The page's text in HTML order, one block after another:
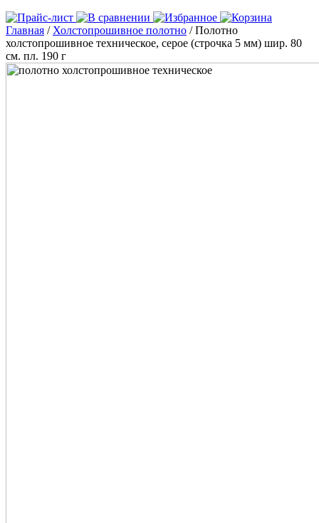
Главная / Холстопрошивное полотно / Полотно
холстопрошивное техническое, серое (строчка 5 мм) шир. 80
см. пл. 190 г